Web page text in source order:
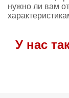
нужно ли вам
У нас